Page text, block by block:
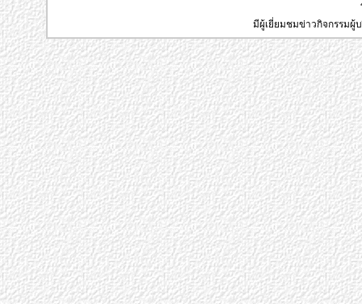
มีผู้เยี่ยมชมข่าวกิจกรรม